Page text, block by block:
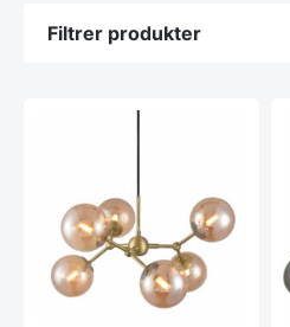
Filtrer produkter